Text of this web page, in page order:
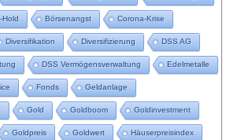
Hold Börsenangst Corona-Krise
Diversifikation Diversifizierung DSS AG
DSS Vermögensverwaltung Edelmetalle
Fonds Geldanlage
Gold Goldboom Goldinvestment
Goldpreis Goldwert Häuserpreisindex